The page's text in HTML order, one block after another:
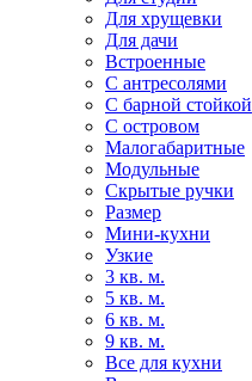
Для хрущевки
Для дачи
Встроенные
С антресолями
С барной стойкой
С островом
Малогабаритные
Модульные
Скрытые ручки
Размер
Мини-кухни
Узкие
3 кв. м.
5 кв. м.
6 кв. м.
9 кв. м.
Все для кухни